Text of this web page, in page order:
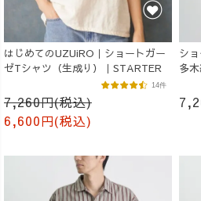
はじめてのUZUiRO｜ショートガー
ゼTシャツ（生成り）｜STARTER
7,260円(税込)
6,600円(税込)
14件
シ
多